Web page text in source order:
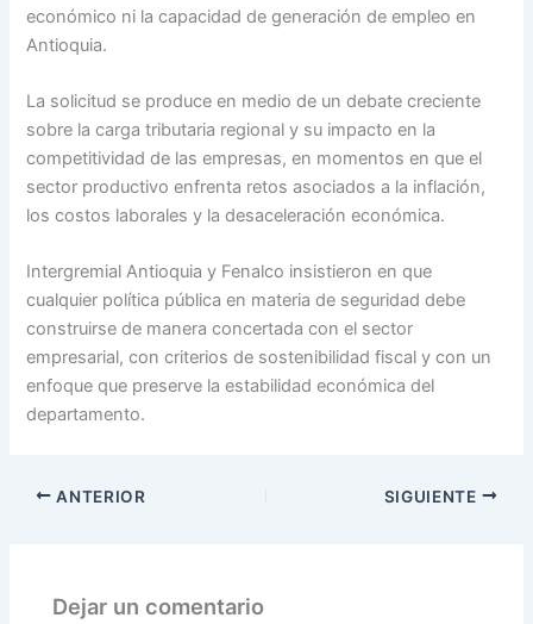
económico ni la capacidad de generación de empleo en
Antioquia.
La solicitud se produce en medio de un debate creciente
sobre la carga tributaria regional y su impacto en la
competitividad de las empresas, en momentos en que el
sector productivo enfrenta retos asociados a la inflación,
los costos laborales y la desaceleración económica.
Intergremial Antioquia y Fenalco insistieron en que
cualquier política pública en materia de seguridad debe
construirse de manera concertada con el sector
empresarial, con criterios de sostenibilidad fiscal y con un
enfoque que preserve la estabilidad económica del
departamento.
ANTERIOR SIGUIENTE
Dejar un comentario